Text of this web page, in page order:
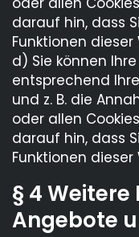
darauf hin, dass
Funktionen
d) Sie können
entsprechend
und z. B. die
oder allen
darauf hin, dass
Funktionen
§ 4
Angebote